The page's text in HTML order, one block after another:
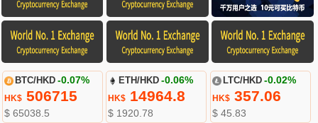
BTC/HKD -0.07%
HK$506715
$ 65038.5
ETH/HKD -0.06%
HK$ 14964.8
$ 1920.78
LTC/HKD -0.02%
HK$357.06
$ 45.83